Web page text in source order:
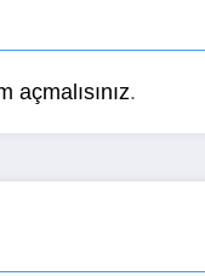
açmalısınız.